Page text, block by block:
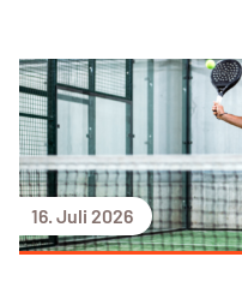
16. Juli 2026